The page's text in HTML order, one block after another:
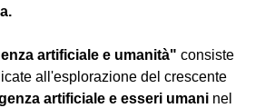
artificiale e umanità" consiste
all'esplorazione del crescente
artificiale e esseri umani nel